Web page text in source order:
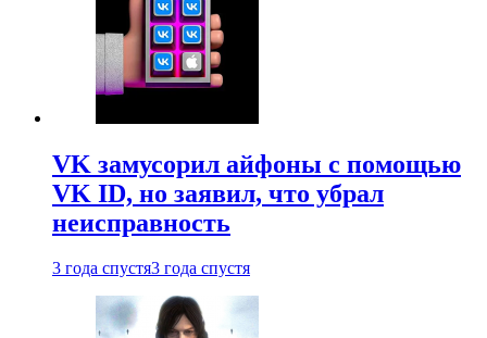
VK замусорил айфоны с помощью
VK ID, но заявил, что убрал
неисправность
3 года спустя3 года спустя